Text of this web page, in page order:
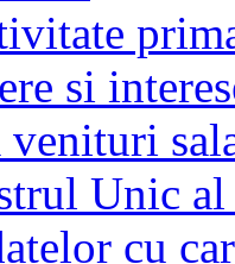
si
venituri
Unic al
cu